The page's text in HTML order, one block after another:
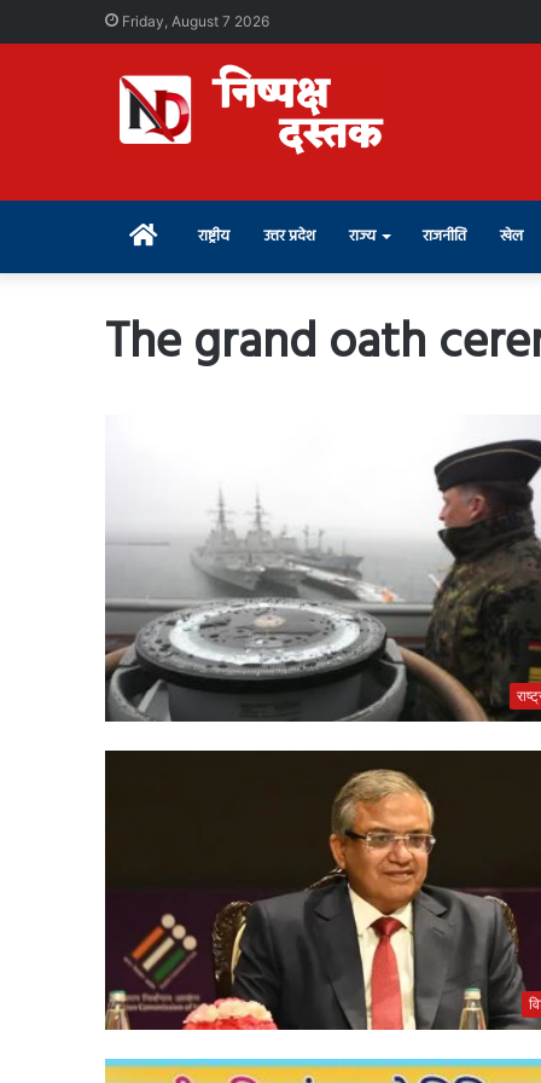
Friday, August 7 2026
Home राष्ट्रीय उत्तर प्रदेश राज्य राजनीति खेल
The grand oath